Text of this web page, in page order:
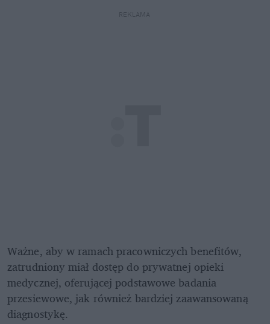
REKLAMA
Ważne, aby w ramach pracowniczych benefitów,
zatrudniony miał dostęp do prywatnej opieki
medycznej, oferującej podstawowe badania
przesiewowe, jak również bardziej zaawansowaną
diagnostykę.